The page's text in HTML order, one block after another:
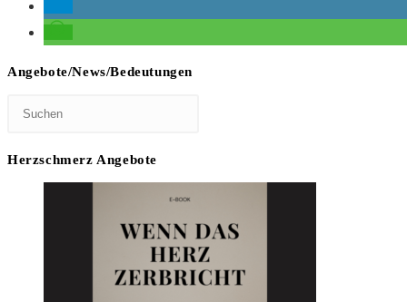
Angebote/News/Bedeutungen
Herzschmerz Angebote